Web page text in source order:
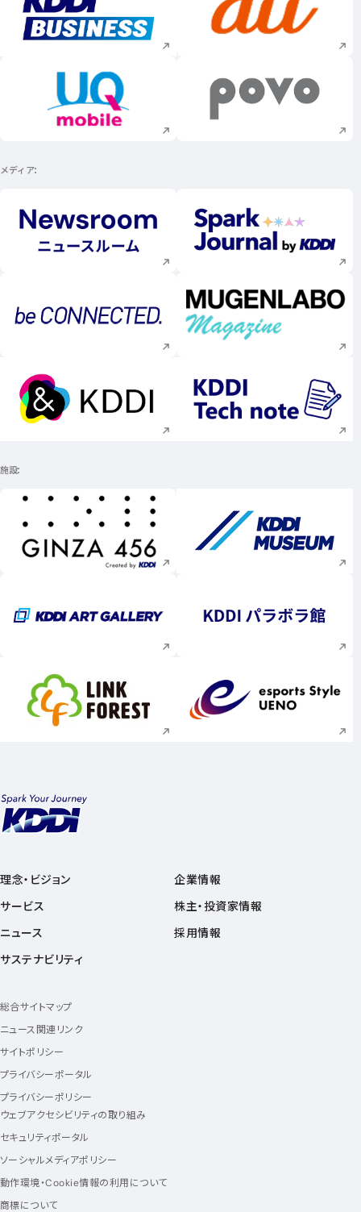
新規ウィンドウで開く 新規ウィンドウで
新規ウィンドウで開く 新規ウィンドウで
メディア
新規ウィンドウで開く 新規ウィンドウで
新規ウィンドウで開く 新規ウィンドウで
新規ウィンドウで開く 新規ウィンドウで
施設
新規ウィンドウで開く 新規ウィンドウで
新規ウィンドウで開く 新規ウィンドウで
新規ウィンドウで開く 新規ウィンドウで
理念・ビジョン
サービス
ニュース
サステナビリティ
企業情報
株主・投資家情報
採用情報
総合サイトマップ
ニュース関連リンク
サイトポリシー
プライバシーポータル
プライバシーポリシー
ウェブアクセシビリティの取り組み
セキュリティポータル
ソーシャルメディアポリシー
動作環境・Cookie情報の利用について
商標について